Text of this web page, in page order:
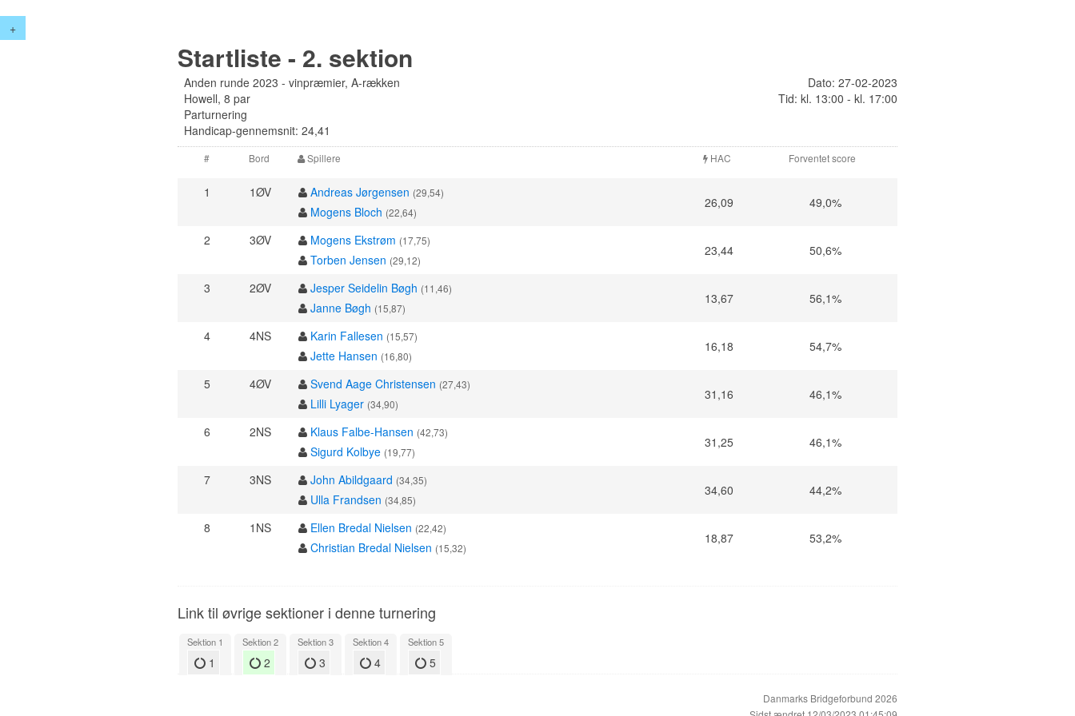
+
Startliste - 2. sektion
Anden runde 2023 - vinpræmier, A-rækken
Howell, 8 par
Parturnering
Handicap-gennemsnit: 24,41
Dato: 27-02-2023
Tid: kl. 13:00 - kl. 17:00
# Bord Spillere HAC Forventet score
1 1ØV Andreas Jørgensen (29,54)
Mogens Bloch (22,64)
26,09 49,0%
2 3ØV Mogens Ekstrøm (17,75)
Torben Jensen (29,12)
23,44 50,6%
3 2ØV Jesper Seidelin Bøgh (11,46)
Janne Bøgh (15,87)
13,67 56,1%
4 4NS Karin Fallesen (15,57)
Jette Hansen (16,80)
16,18 54,7%
5 4ØV Svend Aage Christensen (27,43)
Lilli Lyager (34,90)
31,16 46,1%
6 2NS Klaus Falbe-Hansen (42,73)
Sigurd Kolbye (19,77)
31,25 46,1%
7 3NS John Abildgaard (34,35)
Ulla Frandsen (34,85)
34,60 44,2%
8 1NS Ellen Bredal Nielsen (22,42)
Christian Bredal Nielsen (15,32)
18,87 53,2%
Link til øvrige sektioner i denne turnering
Sektion 1
1
Sektion 2
2
Sektion 3
3
Sektion 4
4
Sektion 5
5
Danmarks Bridgeforbund 2026